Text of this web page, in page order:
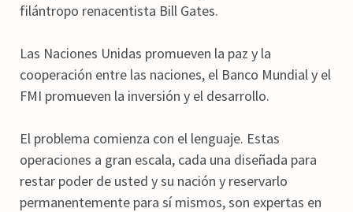
filántropo renacentista Bill Gates.
Las Naciones Unidas promueven la paz y la
cooperación entre las naciones, el Banco Mundial y el
FMI promueven la inversión y el desarrollo.
El problema comienza con el lenguaje. Estas
operaciones a gran escala, cada una diseñada para
restar poder de usted y su nación y reservarlo
permanentemente para sí mismos, son expertas en